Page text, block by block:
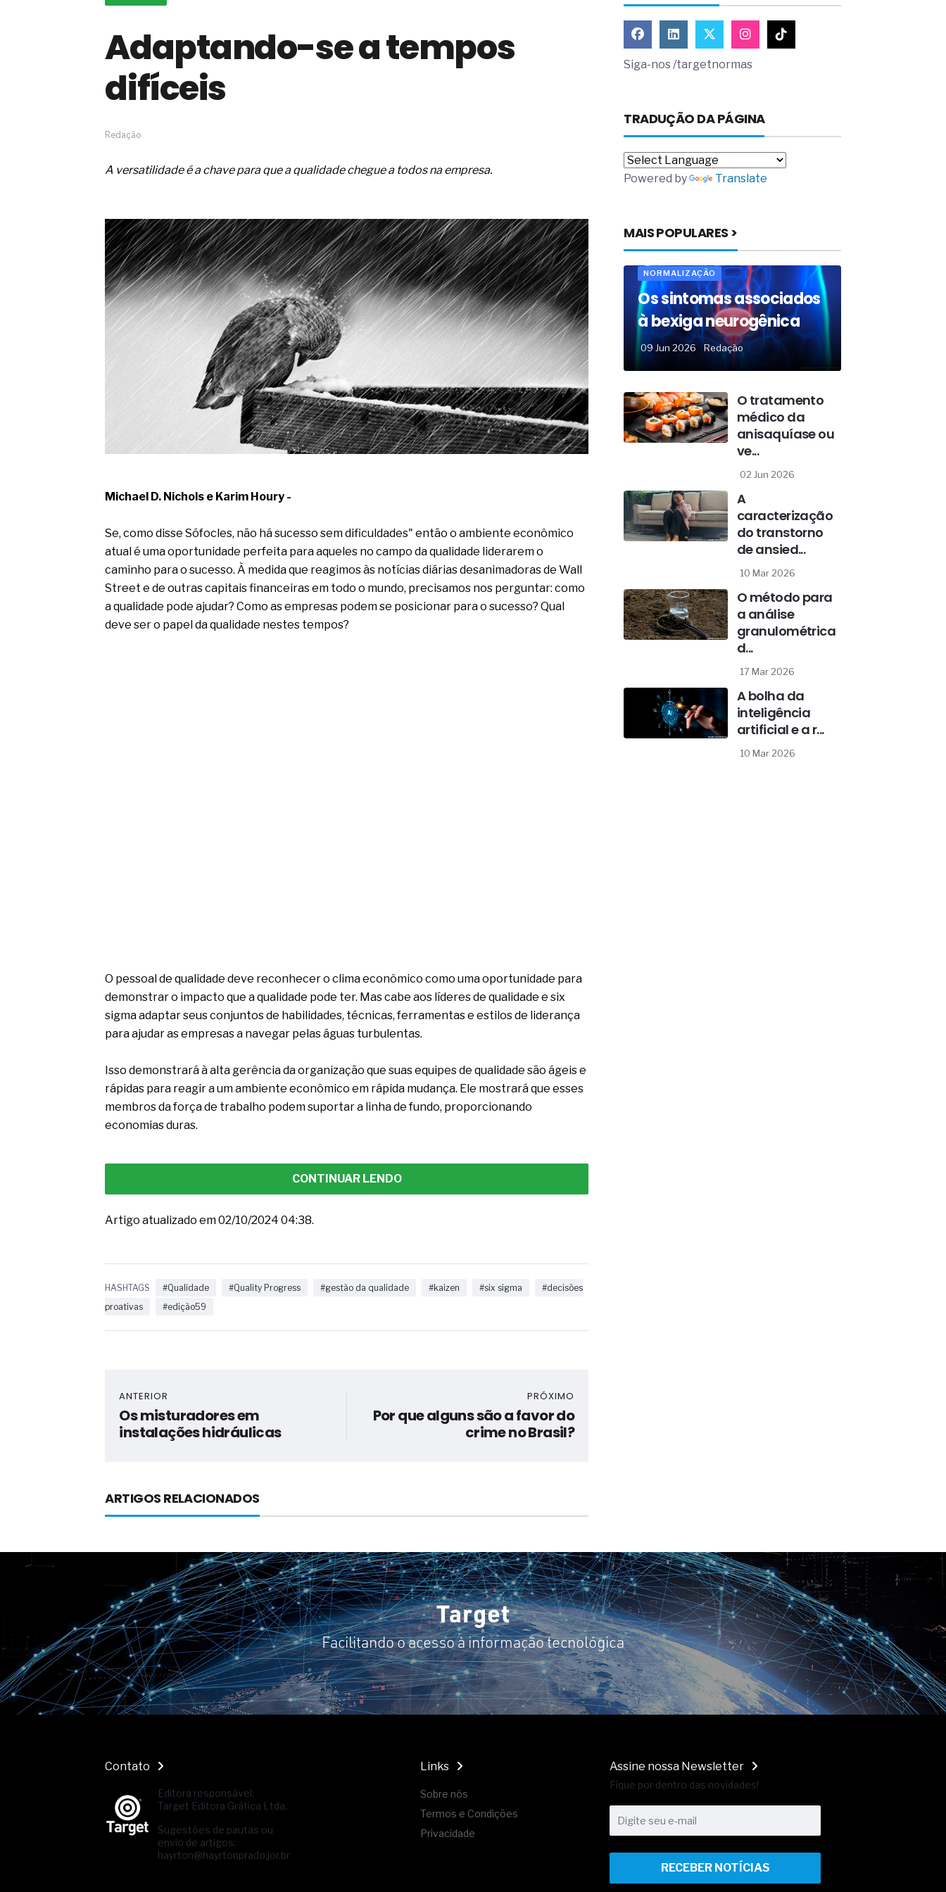
ficou ainda mais humana
A verificação dimensional e de massa dos fios, cabos e
condutores elétricos
A fabricação conforme das portas com tipologia de giro para as
saídas de emergência
Os gestores da ABNT litigam de má-fé para tentar criar uma
reserva de mercado sobre as NBR ISO
Os sintomas clínicos do teratoma de ovário
O tratamento médico da síndrome da fadiga crônica
As causas médicas da queda dos cabelos ou calvície
Quando a gestão é o obstáculo para o resultado positivo
Os procedimentos para a inspeção em estruturas hidráulicas de
concreto de obras
O movimento regular reduz em 19% o risco de morte precoce e
melhora o metabolismo
O desenvolvimento de indicadores nas atividades de
governança das organizações
O desenho industrial ganha espaço como estratégia
competitiva nas empresas
As variações dimensionais dos produtos de materiais
cimentícios com fibra de vidro
A próxima vantagem competitiva não está no modelo de IA
A IA elevou a régua do comprador B2B e a venda complexa
Adaptando-se a tempos
difíceis
Redação
A versatilidade é a chave para que a qualidade chegue a todos na empresa.
Michael D. Nichols e Karim Houry -
Se, como disse Sófocles, não há sucesso sem dificuldades" então o ambiente econômico
atual é uma oportunidade perfeita para aqueles no campo da qualidade liderarem o
caminho para o sucesso. À medida que reagimos às notícias diárias desanimadoras de Wall
Street e de outras capitais financeiras em todo o mundo, precisamos nos perguntar: como
a qualidade pode ajudar? Como as empresas podem se posicionar para o sucesso? Qual
deve ser o papel da qualidade nestes tempos?
O pessoal de qualidade deve reconhecer o clima econômico como uma oportunidade para
demonstrar o impacto que a qualidade pode ter. Mas cabe aos líderes de qualidade e six
sigma adaptar seus conjuntos de habilidades, técnicas, ferramentas e estilos de liderança
para ajudar as empresas a navegar pelas águas turbulentas.
Isso demonstrará à alta gerência da organização que suas equipes de qualidade são ágeis e
rápidas para reagir a um ambiente econômico em rápida mudança. Ele mostrará que esses
membros da força de trabalho podem suportar a linha de fundo, proporcionando
economias duras.
CONTINUAR LENDO
Artigo atualizado em 02/10/2024 04:38.
HASHTAGS #Qualidade #Quality Progress #gestão da qualidade #kaizen #six sigma
#decisões
proativas
#edição59
ANTERIOR
Os misturadores em
instalações hidráulicas
PRÓXIMO
Por que alguns são a favor do
crime no Brasil?
ARTIGOS RELACIONADOS
Siga-nos /targetnormas
TRADUÇÃO DA PÁGINA
Powered by Translate
MAIS POPULARES >
NORMALIZAÇÃO
Os sintomas associados
à bexiga neurogênica
09 Jun 2026 Redação
O tratamento
médico da
anisaquíase ou
ve...
02 Jun 2026
A
caracterização
do transtorno
de ansied...
10 Mar 2026
O método para
a análise
granulométrica
d...
17 Mar 2026
A bolha da
inteligência
artificial e a r...
10 Mar 2026
Target
Facilitando o acesso à informação tecnológica
Contato
Editora responsável:
Target Editora Gráfica Ltda.
Sugestões de pautas ou
envio de artigos:
hayrton@hayrtonprado.jor.br
Links
Sobre nós
Termos e Condições
Privacidade
Assine nossa Newsletter
Fique por dentro das novidades!
RECEBER NOTÍCIAS